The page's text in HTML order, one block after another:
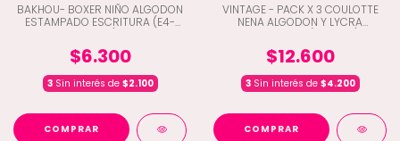
BAKHOU- BOXER NIÑO ALGODON
ESTAMPADO ESCRITURA (E4-
$6.300
3Sin interés de $2.100
COMPRAR
VINTAGE - PACK X 3 COULOTTE
NENA ALGODON Y LYCRA
$12.600
3Sin interés de $4.200
COMPRAR